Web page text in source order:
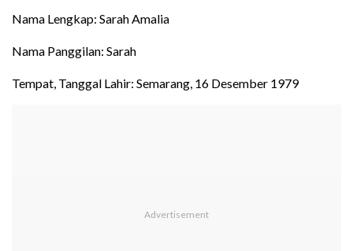
Nama Lengkap: Sarah Amalia
Nama Panggilan: Sarah
Tempat, Tanggal Lahir: Semarang, 16 Desember 1979